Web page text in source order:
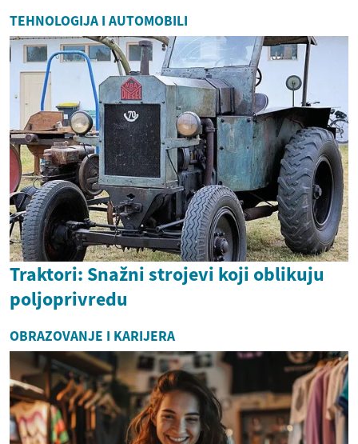
TEHNOLOGIJA I AUTOMOBILI
Traktori: Snažni strojevi koji oblikuju
poljoprivredu
OBRAZOVANJE I KARIJERA